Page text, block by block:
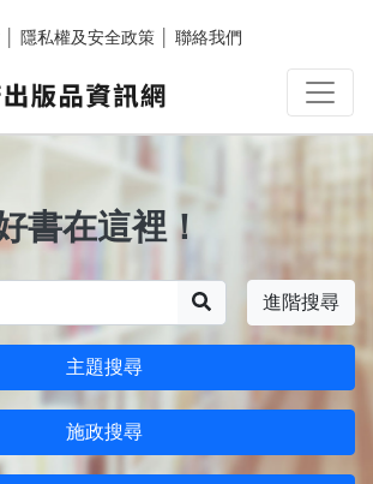
隱私權及安全政策 聯絡我們
書在這裡！
進階搜尋
主題搜尋
施政搜尋